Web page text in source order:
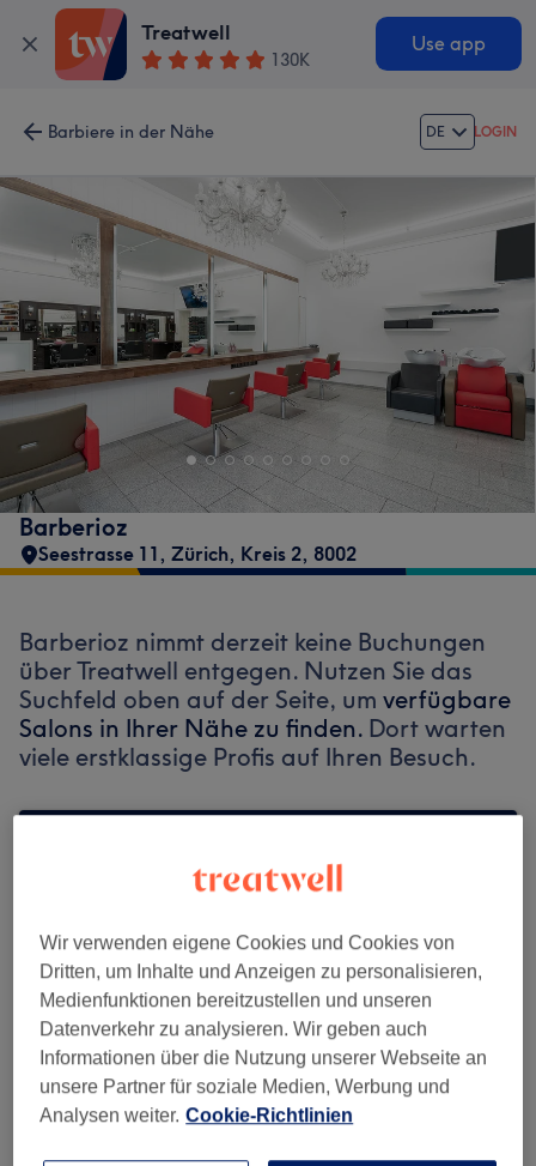
Treatwell
130K
Use app
Barbiere in der Nähe DE LOGIN
Barberioz
Seestrasse 11, Zürich, Kreis 2, 8002
Barberioz nimmt derzeit keine Buchungen
über Treatwell entgegen. Nutzen Sie das
Suchfeld oben auf der Seite, um verfügbare
Salons in Ihrer Nähe zu finden. Dort warten
viele erstklassige Profis auf Ihren Besuch.
Auf Treatwell finden
Mehr Salons anzeigen
Wir verwenden eigene Cookies und Cookies von
Dritten, um Inhalte und Anzeigen zu personalisieren,
Medienfunktionen bereitzustellen und unseren
Datenverkehr zu analysieren. Wir geben auch
Informationen über die Nutzung unserer Webseite an
unsere Partner für soziale Medien, Werbung und
Analysen weiter. Cookie-Richtlinien